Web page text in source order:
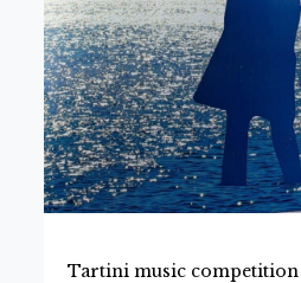
Tartini music competition